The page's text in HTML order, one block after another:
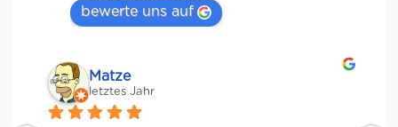
bewerte uns auf
Matze
letztes Jahr